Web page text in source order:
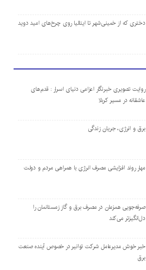
دختری که از خمینی‌شهر تا ایتالیا روی چرخ‌های امید دوید
روایت تصویری خبرنگار اعزامی دنیای اسرار : قدم‌های
عاشقانه در مسیر کربلا
برق و انرژی، جریان زندگی
مهار روند افزایشی مصرف انرژی با همراهی مردم و دولت
صرفه‌جویی همزمان در مصرف برق و گاز زمستانمان را
دل‌انگیزتر می‌کند
خبر خوش مدیرعامل شرکت توانیر در خصوص آینده صنعت
برق